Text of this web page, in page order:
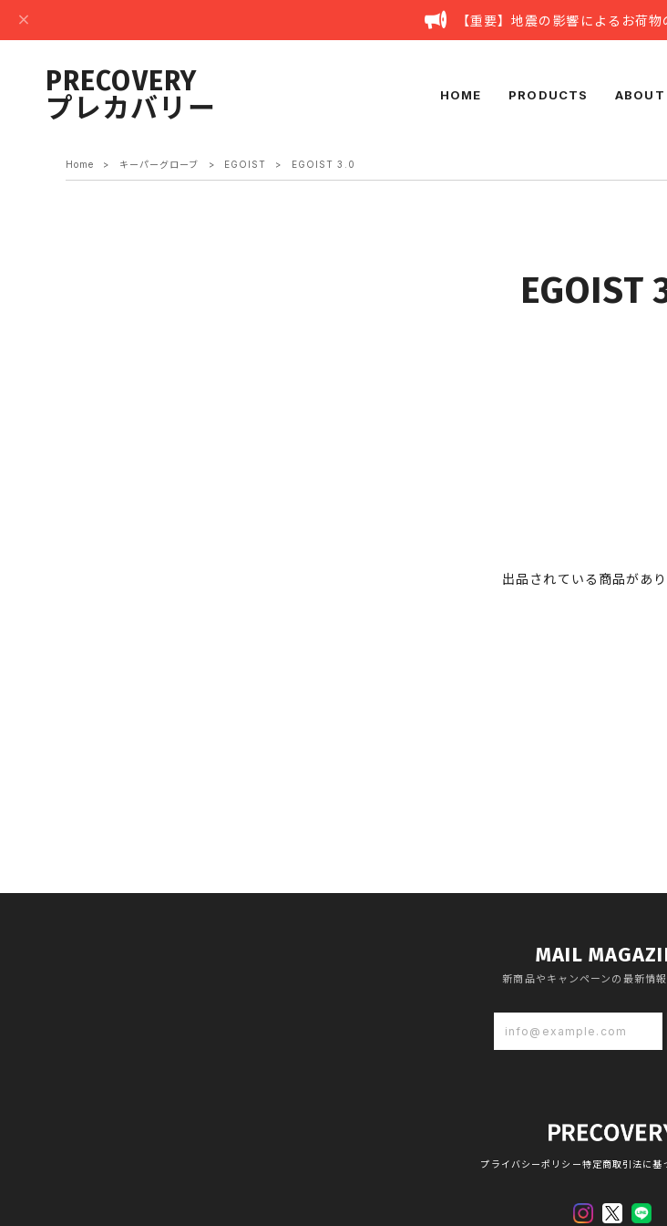
【重要】地震の影響によるお荷
PRECOVERY
プレカバリー
HOME PRODUCTS ABOUT
Home キーパーグローブ EGOIST EGOIST 3.0
EGOIST
出品されている商品があり
MAIL
新商品やキャンペーンの最新情報
プライバシーポリシー特定商取引法に基